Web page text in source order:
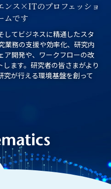
ンス×ITのプロフェッショ
ムです
してビジネスに精通したスタ
務の支援や効率化、研究内
ア開発や、ワークフローの改
ます。研究者の皆さまがより
が行える環境基盤を創って